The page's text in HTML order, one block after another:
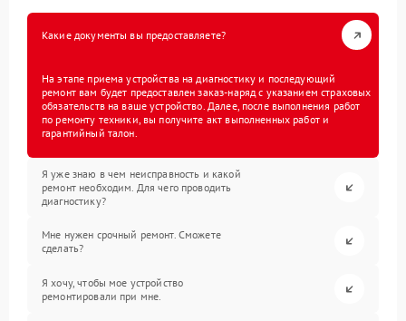
Какие документы вы предоставляете?
На этапе приема устройства на диагностику и последующий
ремонт вам будет предоставлен заказ-наряд с указанием страховых
обязательств на ваше устройство. Далее, после выполнения работ
по ремонту техники, вы получите акт выполненных работ и
гарантийный талон.
Я уже знаю в чем неисправность и какой
ремонт необходим. Для чего проводить
диагностику?
Мне нужен срочный ремонт. Сможете
сделать?
Я хочу, чтобы мое устройство
ремонтировали при мне.